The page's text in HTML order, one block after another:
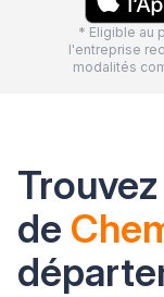
* Eligible au
l'entreprise
modalités
de